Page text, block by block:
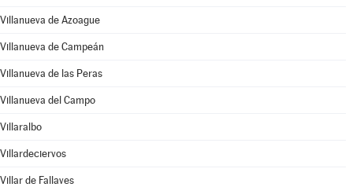
Villanueva de Azoague
Villanueva de Campeán
Villanueva de las Peras
Villanueva del Campo
Villaralbo
Villardeciervos
Villar de Fallaves